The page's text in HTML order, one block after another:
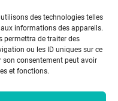
des technologies telles
informations des appareils.
permettra de traiter des
ou les ID uniques sur ce
son consentement peut avoir
et fonctions.